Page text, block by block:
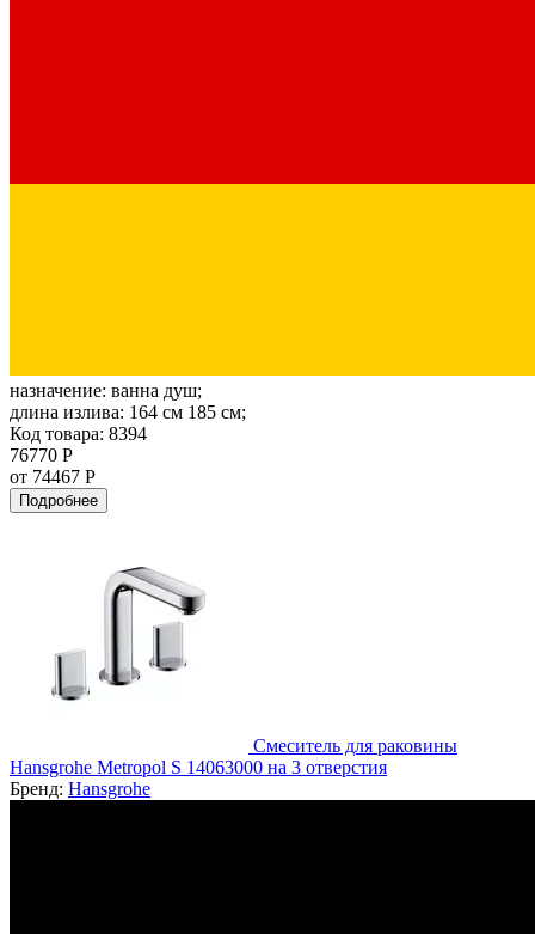
назначение: ванна душ;
длина излива: 164 см 185 см;
Код товара: 8394
76770 Р
от 74467 Р
Подробнее
Смеситель для раковины
Hansgrohe Metropol S 14063000 на 3 отверстия
Бренд: Hansgrohe